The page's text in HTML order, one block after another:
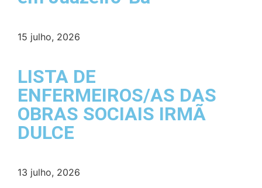
15 julho, 2026
LISTA DE
ENFERMEIROS/AS DAS
OBRAS SOCIAIS IRMÃ
DULCE
13 julho, 2026